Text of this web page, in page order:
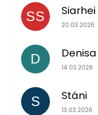
SS Az áruház
20.03.2026
D Denisa
Az áruház
14.03.2026
S Stáni
Az áruház
13.03.2026